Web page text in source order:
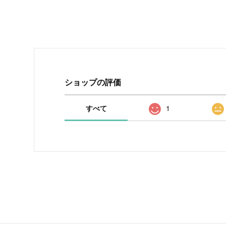
ショップの評価
すべて 1